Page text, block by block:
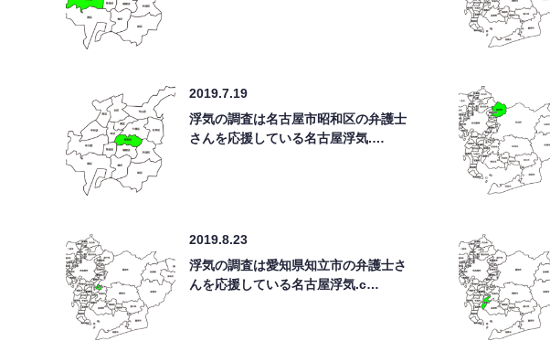
2019.7.19
浮気の調査は名古屋市昭和区の弁護士
さんを応援している名古屋浮気.…
2019.8.23
浮気の調査は愛知県知立市の弁護士さ
んを応援している名古屋浮気.c…